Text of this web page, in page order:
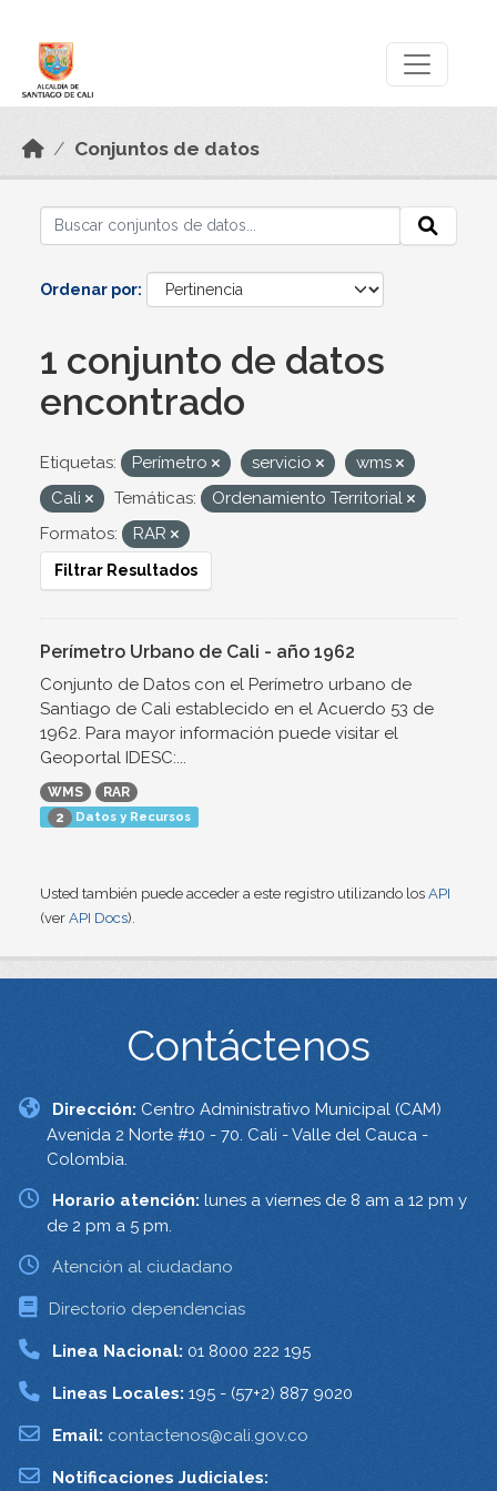
Conjuntos de datos
Ordenar por
1 conjunto de datos
encontrado
Etiquetas: Perímetro servicio
wms
Cali
Temáticas:
Ordenamiento Territorial
Formatos:
RAR
Filtrar Resultados
Perímetro Urbano de Cali - año 1962
Conjunto de Datos con el Perímetro urbano de
Santiago de Cali establecido en el Acuerdo 53 de
1962. Para mayor información puede visitar el
Geoportal IDESC:...
WMS
RAR
2 Datos y Recursos
Usted también puede acceder a este registro utilizando los API
(ver API Docs).
Contáctenos
Dirección: Centro Administrativo Municipal (CAM)
Avenida 2 Norte #10 - 70. Cali - Valle del Cauca -
Colombia.
Horario atención: lunes a viernes de 8 am a 12 pm y
de 2 pm a 5 pm.
Atención al ciudadano
Directorio dependencias
Linea Nacional: 01 8000 222 195
Lineas Locales: 195 - (57+2) 887 9020
Email: contactenos@cali.gov.co
Notificaciones Judiciales: